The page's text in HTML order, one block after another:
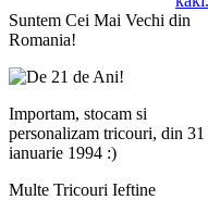
Suntem Cei Mai Vechi din
Romania!
Importam, stocam si
personalizam tricouri, din 31
ianuarie 1994 :)
Multe Tricouri Ieftine